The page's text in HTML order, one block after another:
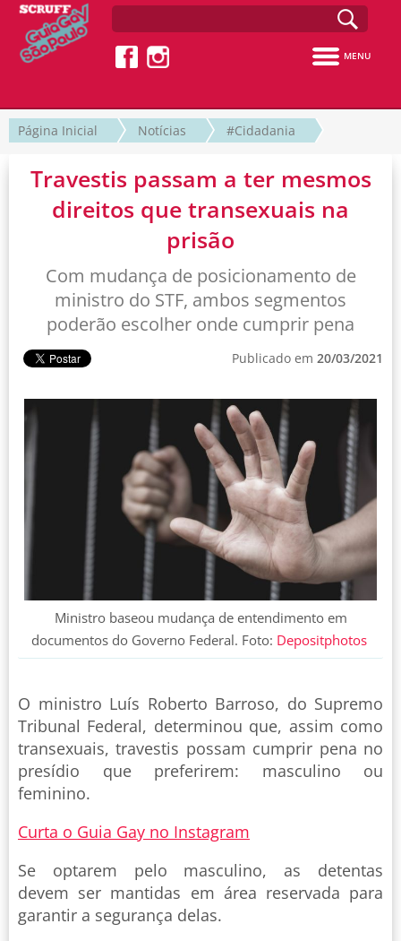
MENU
Página Inicial Notícias #Cidadania
Travestis passam a ter mesmos
direitos que transexuais na
prisão
Com mudança de posicionamento de
ministro do STF, ambos segmentos
poderão escolher onde cumprir pena
Publicado em 20/03/2021
Ministro baseou mudança de entendimento em
documentos do Governo Federal. Foto: Depositphotos
O ministro Luís Roberto Barroso, do Supremo
Tribunal Federal, determinou que, assim como
transexuais, travestis possam cumprir pena no
presídio que preferirem: masculino ou
feminino.
Curta o Guia Gay no Instagram
Se optarem pelo masculino, as detentas
devem ser mantidas em área reservada para
garantir a segurança delas.